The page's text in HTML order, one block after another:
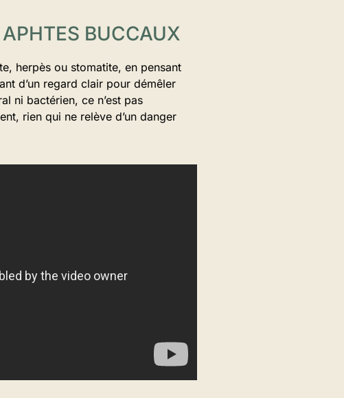
BUCCAUX
herpès ou stomatite, en pensant
d’un regard clair pour démêler
ni bactérien, ce n’est pas
rien qui ne relève d’un danger